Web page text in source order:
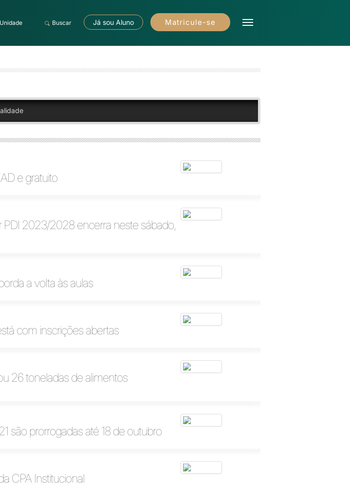
Buscar Já sou Aluno Matricule-se
e gratuito
PDI 2023/2028 encerra neste sábado,
a volta às aulas
com inscrições abertas
26 toneladas de alimentos
são prorrogadas até 18 de outubro
CPA Institucional